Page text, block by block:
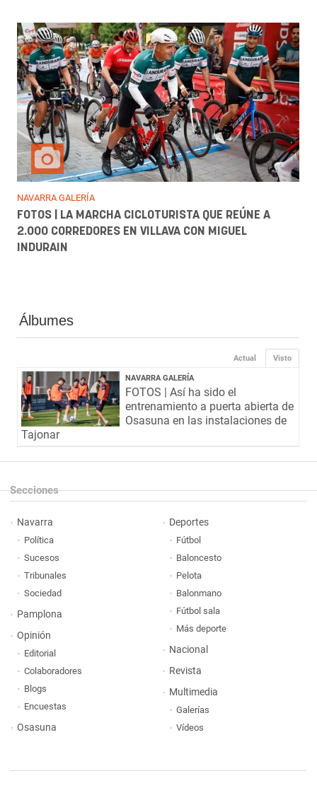
NAVARRA GALERÍA
FOTOS | LA MARCHA CICLOTURISTA QUE REÚNE A
2.000 CORREDORES EN VILLAVA CON MIGUEL
INDURAIN
Álbumes
Visto
Actual
NAVARRA GALERÍA
FOTOS | Así ha sido el
entrenamiento a puerta abierta de
Osasuna en las instalaciones de
Tajonar
Secciones
Navarra
Política
Sucesos
Tribunales
Sociedad
Pamplona
Opinión
Editorial
Colaboradores
Blogs
Encuestas
Osasuna
Deportes
Fútbol
Baloncesto
Pelota
Balonmano
Fútbol sala
Más deporte
Nacional
Revista
Multimedia
Galerías
Vídeos